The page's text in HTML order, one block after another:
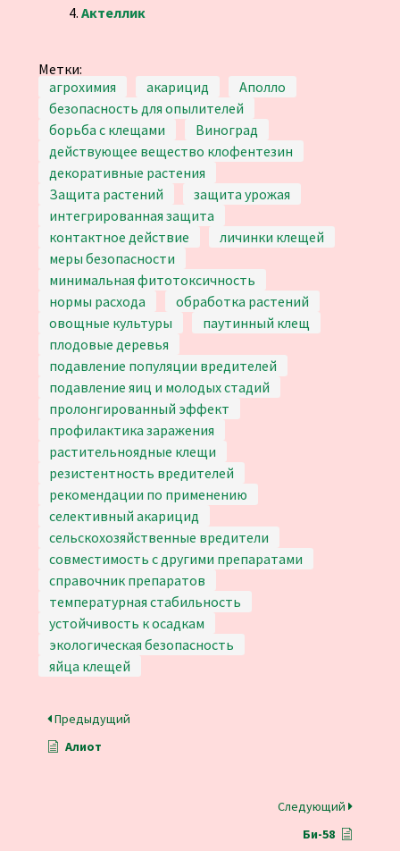
Актеллик
Метки:
агрохимия
акарицид
Аполло
безопасность для опылителей
борьба с клещами
Виноград
действующее вещество клофентезин
декоративные растения
Защита растений
защита урожая
интегрированная защита
контактное действие
личинки клещей
меры безопасности
минимальная фитотоксичность
нормы расхода
обработка растений
овощные культуры
паутинный клещ
плодовые деревья
подавление популяции вредителей
подавление яиц и молодых стадий
пролонгированный эффект
профилактика заражения
растительноядные клещи
резистентность вредителей
рекомендации по применению
селективный акарицид
сельскохозяйственные вредители
совместимость с другими препаратами
справочник препаратов
температурная стабильность
устойчивость к осадкам
экологическая безопасность
яйца клещей
Предыдущий
Алиот
Следующий
Би-58